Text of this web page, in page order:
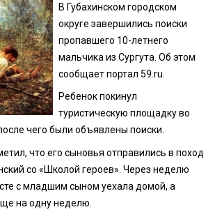
В Губахинском городском
округе завершились поиски
пропавшего 10-летнего
мальчика из Сургута. Об этом
сообщает портал 59.ru.
Ребенок покинул
туристическую площадку во
чего были объявлены поиски.
что его сыновья отправились в поход
со «Школой героев». Через неделю
с младшим сыном уехала домой, а
на одну неделю.